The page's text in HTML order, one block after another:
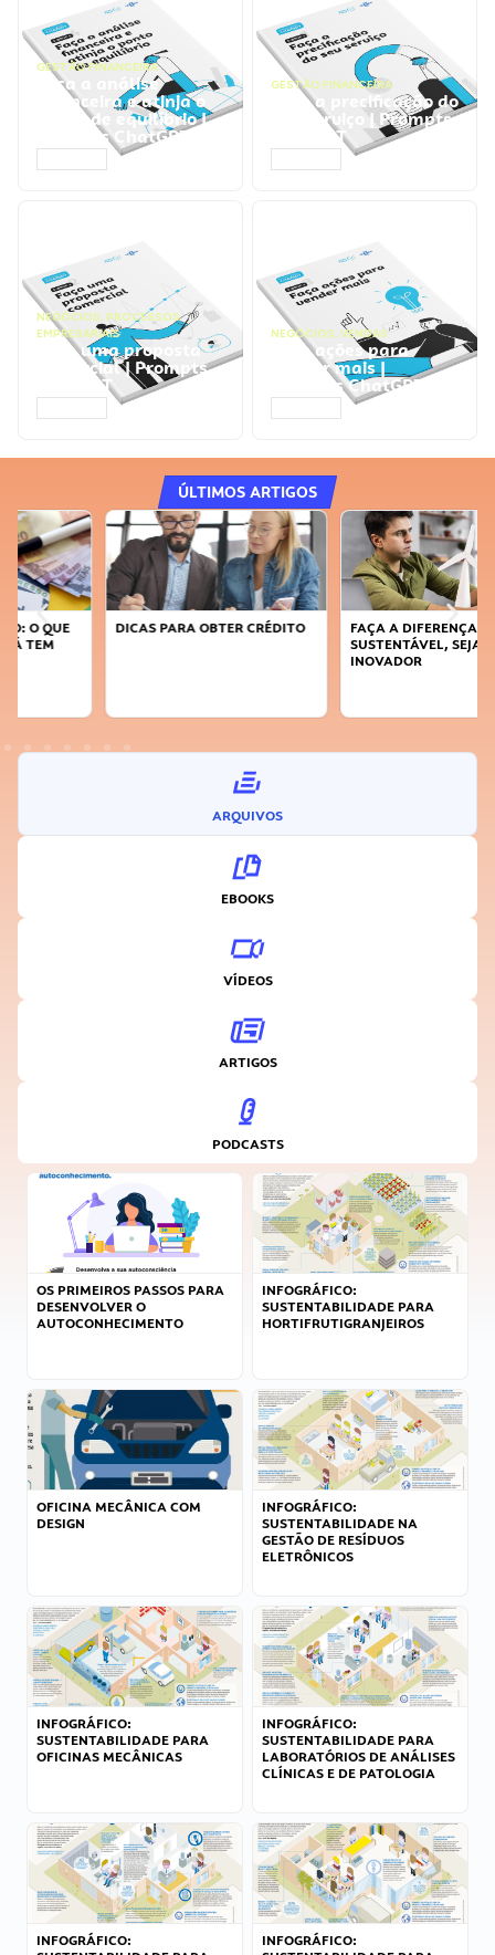
GESTÃO FINANCEIRA
Faça a análise
financeira e atinja o
ponto de equilíbrio |
Prompts ChatGPT
GESTÃO FINANCEIRA
Faça a precificação do
seu serviço | Prompts
ChatGPT
NEGÓCIOS, PROCESSOS
EMPRESARIAIS
Faça uma proposta
comercial | Prompts
ChatGPT
NEGÓCIOS, VENDAS
Faça ações para
vender mais |
Prompts ChatGPT
ÚLTIMOS ARTIGOS
DICAS PARA OBTER CRÉDITO
FAÇA A DIFERENÇA: SEJA
SUSTENTÁVEL, SEJA
ARQUIVOS
EBOOKS
VÍDEOS
ARTIGOS
PODCASTS
OS PRIMEIROS PASSOS PARA
DESENVOLVER O
AUTOCONHECIMENTO
INFOGRÁFICO:
SUSTENTABILIDADE PARA
HORTIFRUTIGRANJEIROS
OFICINA MECÂNICA COM
DESIGN
INFOGRÁFICO:
SUSTENTABILIDADE NA
GESTÃO DE RESÍDUOS
ELETRÔNICOS
INFOGRÁFICO:
SUSTENTABILIDADE PARA
OFICINAS MECÂNICAS
INFOGRÁFICO:
SUSTENTABILIDADE PARA
LABORATÓRIOS DE ANÁLISES
CLÍNICAS E DE PATOLOGIA
INFOGRÁFICO:
INFOGRÁFICO: